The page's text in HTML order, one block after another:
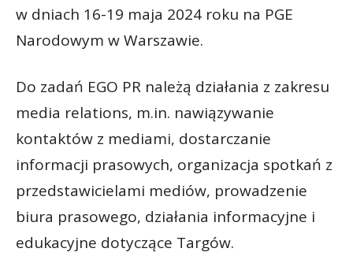
w dniach 16-19 maja 2024 roku na PGE
Narodowym w Warszawie.
Do zadań EGO PR należą działania z zakresu
media relations, m.in. nawiązywanie
kontaktów z mediami, dostarczanie
informacji prasowych, organizacja spotkań z
przedstawicielami mediów, prowadzenie
biura prasowego, działania informacyjne i
edukacyjne dotyczące Targów.